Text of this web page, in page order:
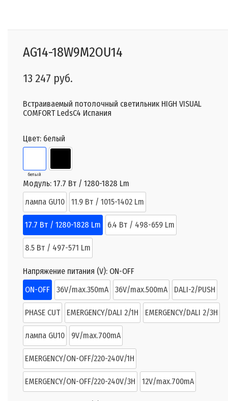
AG14-18W9M2OU14
13 247 руб.
Встраиваемый потолочный светильник HIGH VISUAL
COMFORT LedsC4 Испания
Цвет: белый
белый
Модуль: 17.7 Вт / 1280-1828 Lm
лампа GU10
11.9 Вт / 1015-1402 Lm
17.7 Вт / 1280-1828 Lm 6.4 Вт / 498-659 Lm
8.5 Вт / 497-571 Lm
Напряжение питания (V): ON-OFF
ON-OFF
36V/max.350mA 36V/max.500mA DALI-2/PUSH
PHASE CUT EMERGENCY/DALI 2/1H EMERGENCY/DALI 2/3H
лампа GU10 9V/max.700mA
EMERGENCY/ON-OFF/220-240V/1H
EMERGENCY/ON-OFF/220-240V/3H 12V/max.700mA